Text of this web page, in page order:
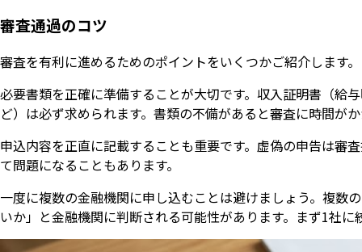
審査通過のコツ
審査を有利に進めるためのポイントをいくつかご紹介します。
必要書類を正確に準備することが大切です。収入証明書（給
ど）は必ず求められます。書類の不備があると審査に時間が
申込内容を正直に記載することも重要です。虚偽の申告は審
て問題になることもあります。
一度に複数の金融機関に申し込むことは避けましょう。複数
いか」と金融機関に判断される可能性があります。まず1社